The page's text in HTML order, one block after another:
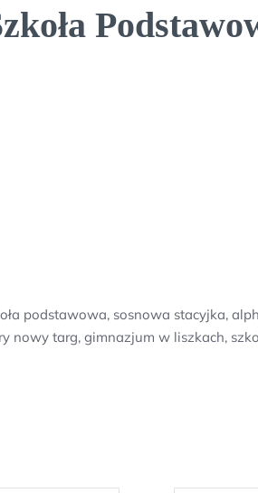
podstawowa, sosnowa stacyjka,
nowy targ, gimnazjum w liszkach,